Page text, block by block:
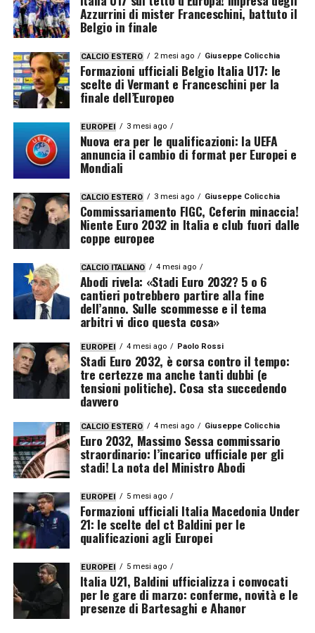
Azzurrini di mister Franceschini, battuto il
Belgio in finale
CALCIO ESTERO 2 mesi ago Giuseppe Colicchia
Formazioni ufficiali Belgio Italia U17: le
scelte di Vermant e Franceschini per la
finale dell’Europeo
EUROPEI 3 mesi ago
Nuova era per le qualificazioni: la UEFA
annuncia il cambio di format per Europei e
Mondiali
CALCIO ESTERO 3 mesi ago Giuseppe Colicchia
Commissariamento FIGC, Ceferin minaccia!
Niente Euro 2032 in Italia e club fuori dalle
coppe europee
CALCIO ITALIANO 4 mesi ago
Abodi rivela: «Stadi Euro 2032? 5 o 6
cantieri potrebbero partire alla fine
dell’anno. Sulle scommesse e il tema
arbitri vi dico questa cosa»
EUROPEI 4 mesi ago Paolo Rossi
Stadi Euro 2032, è corsa contro il tempo:
tre certezze ma anche tanti dubbi (e
tensioni politiche). Cosa sta succedendo
davvero
CALCIO ESTERO 4 mesi ago Giuseppe Colicchia
Euro 2032, Massimo Sessa commissario
straordinario: l’incarico ufficiale per gli
stadi! La nota del Ministro Abodi
EUROPEI 5 mesi ago
Formazioni ufficiali Italia Macedonia Under
21: le scelte del ct Baldini per le
qualificazioni agli Europei
EUROPEI 5 mesi ago
Italia U21, Baldini ufficializza i convocati
per le gare di marzo: conferme, novità e le
presenze di Bartesaghi e Ahanor